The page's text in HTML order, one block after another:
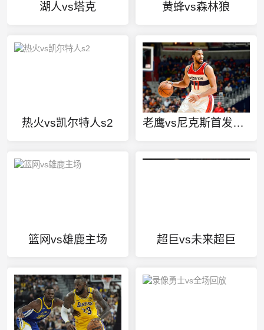
湖人vs塔克 黄蜂vs森林狼
热火vs凯尔特人s2 老鹰vs尼克斯首发阵容
篮网vs雄鹿主场 超巨vs未来超巨